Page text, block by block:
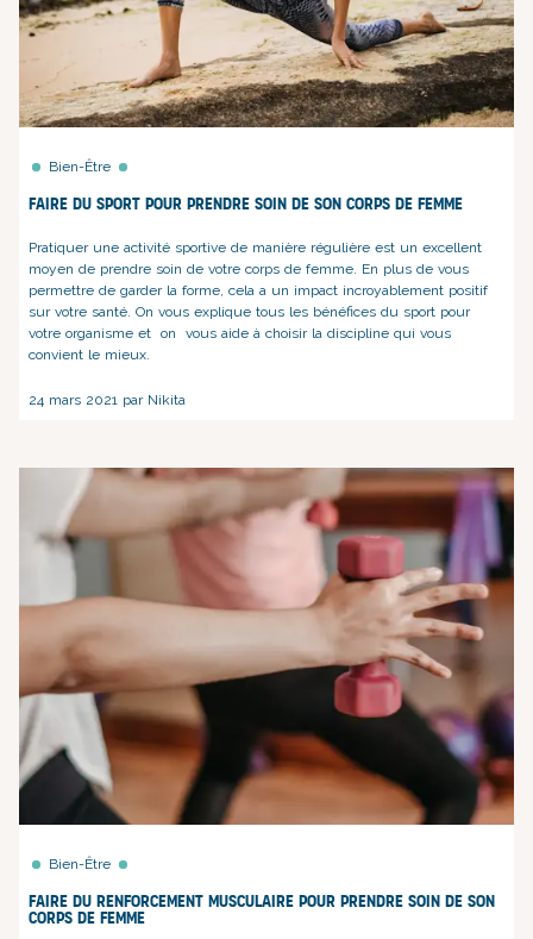
Bien-Être
Faire du sport pour prendre soin de son corps de femme
Pratiquer une activité sportive de manière régulière est un excellent
moyen de prendre soin de votre corps de femme. En plus de vous
permettre de garder la forme, cela a un impact incroyablement positif
sur votre santé. On vous explique tous les bénéfices du sport pour
votre organisme et on vous aide à choisir la discipline qui vous
convient le mieux.
24 mars 2021 par Nikita
Bien-Être
Faire du renforcement musculaire pour prendre soin de son
corps de femme